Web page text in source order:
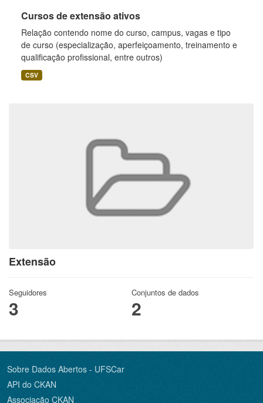
Extensão
Seguidores
3
Conjuntos de dados
2
Cursos de extensão ativos
Relação contendo nome do curso, campus, vagas e tipo
de curso (especialização, aperfeiçoamento, treinamento e
qualificação profissional, entre outros)
CSV
Sobre Dados Abertos - UFSCar
API do CKAN
Associação CKAN